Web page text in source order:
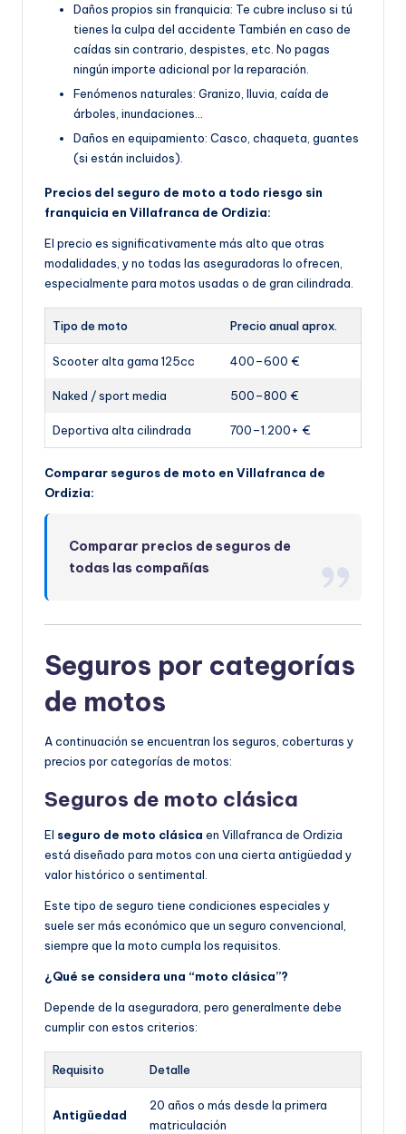
Daños propios sin franquicia: Te cubre incluso si tú
tienes la culpa del accidente También en caso de
caídas sin contrario, despistes, etc. No pagas
ningún importe adicional por la reparación.
Fenómenos naturales: Granizo, lluvia, caída de
árboles, inundaciones…
Daños en equipamiento: Casco, chaqueta, guantes
(si están incluidos).
Precios del seguro de moto a todo riesgo sin
franquicia en Villafranca de Ordizia:
El precio es significativamente más alto que otras
modalidades, y no todas las aseguradoras lo ofrecen,
especialmente para motos usadas o de gran cilindrada.
Tipo de moto Precio anual aprox.
Scooter alta gama 125cc 400–600 €
Naked / sport media 500–800 €
Deportiva alta cilindrada 700–1.200+ €
Comparar seguros de moto en Villafranca de
Ordizia:
Comparar precios de seguros de
todas las compañías
Seguros por categorías
de motos
A continuación se encuentran los seguros, coberturas y
precios por categorías de motos:
Seguros de moto clásica
El seguro de moto clásica en Villafranca de Ordizia
está diseñado para motos con una cierta antigüedad y
valor histórico o sentimental.
Este tipo de seguro tiene condiciones especiales y
suele ser más económico que un seguro convencional,
siempre que la moto cumpla los requisitos.
¿Qué se considera una “moto clásica”?
Depende de la aseguradora, pero generalmente debe
cumplir con estos criterios:
Requisito Detalle
Antigüedad
20 años o más desde la primera
matriculación